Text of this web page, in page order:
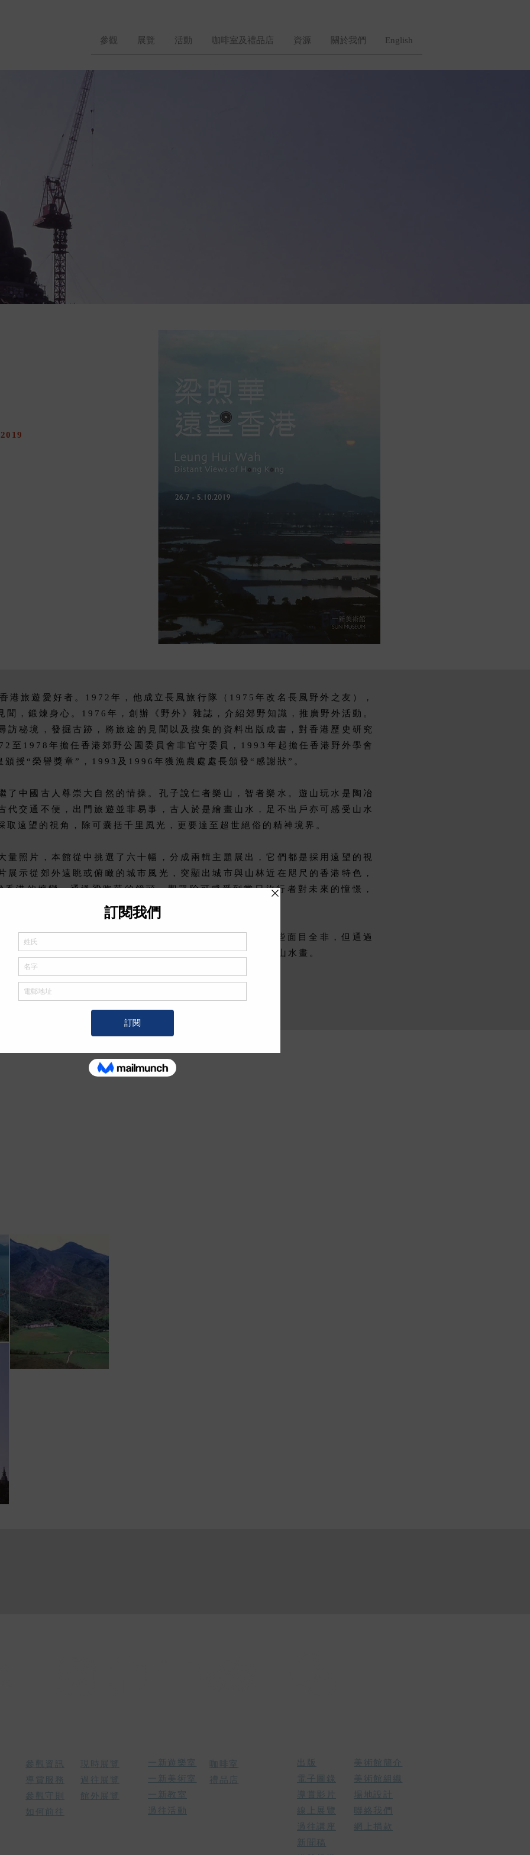
參觀 展覽 活動 咖啡室及禮品店 資源 關於我們 English
旅遊愛好者。1972年，他成立長風旅行隊（1975年改名長風野外之友），
聞，鍛煉身心。1976年，創辦《野外》雜誌，介紹郊野知識，推廣野外活動。
訪秘境，發掘古跡，將旅途的見聞以及搜集的資料出版成書，對香港歷史研究
至1978年擔任香港郊野公園委員會非官守委員，1993年起擔任香港野外學會
授“榮譽獎章”，1993及1996年獲漁農處處長頒發“感謝狀”。
了中國古人尊崇大自然的情操。孔子說仁者樂山，智者樂水。遊山玩水是陶冶
代交通不便，出門旅遊並非易事，古人於是繪畫山水，足不出戶亦可感受山水
取遠望的視角，除可囊括千里風光，更要達至超世絕俗的精神境界。
量照片，本館從中挑選了六十幅，分成兩輯主題展出，它們都是採用遠望的視
展示從郊外遠眺或俯瞰的城市風光，突顯出城市與山林近在咫尺的香港特色，
港的嬗變。通過梁煦華的鏡頭，觀眾除可感受到當日旅行者對未來的憧憬，
考香港人應該如何與大自然共處。
遠眺1970至80年代香港鄉郊的景色，有些風光依舊，有些面目全非，但通過
遠離塵囂，居高臨下的神思飛揚。 這些照片便是梁煦華的山水畫。
參觀資訊
​導賞服務
參觀守則
如何前往
現時展覽
過往展覽
館外展覽
一新遊樂室
一新美術室
一新教室
過往活動
咖啡室
禮品店
出版
電子圖錄
導賞影片
線上展覽
​過往講座
新聞稿
美術館簡介
美術館組織
場地設計
​聯絡我們​
網上捐款